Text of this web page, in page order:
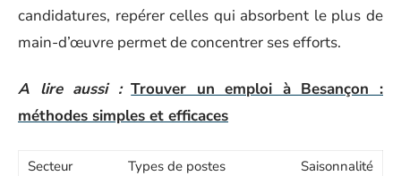
candidatures, repérer celles qui absorbent le plus de
main-d’œuvre permet de concentrer ses efforts.
A lire aussi : Trouver un emploi à Besançon :
méthodes simples et efficaces
Secteur
Types de postes
Saisonnalité